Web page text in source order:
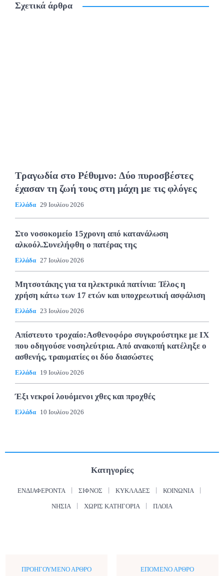
Σχετικά άρθρα
Τραγωδία στο Ρέθυμνο: Δύο πυροσβέστες
έχασαν τη ζωή τους στη μάχη με τις φλόγες
Ελλάδα 29 Ιουλίου 2026
Στο νοσοκομείο 15χρονη από κατανάλωση
αλκοόλ.Συνελήφθη ο πατέρας της
Ελλάδα 27 Ιουλίου 2026
Μητσοτάκης για τα ηλεκτρικά πατίνια: Τέλος η
χρήση κάτω των 17 ετών και υποχρεωτική ασφάλιση
Ελλάδα 23 Ιουλίου 2026
Απίστευτο τροχαίο:Ασθενοφόρο συγκρούστηκε με ΙΧ
που οδηγούσε νοσηλεύτρια. Από ανακοπή κατέληξε ο
ασθενής, τραυματίες οι δύο διασώστες
Ελλάδα 19 Ιουλίου 2026
Έξι νεκροί λουόμενοι χθες και προχθές
Ελλάδα 10 Ιουλίου 2026
Κατηγορίες
ΕΝΔΙΑΦΈΡΟΝΤΑ ΣΊΦΝΟΣ ΚΥΚΛΆΔΕΣ ΚΟΙΝΩΝΊΑ
ΝΗΣΙΆ ΧΩΡΊΣ ΚΑΤΗΓΟΡΊΑ ΠΛΟΊΑ
ΠΡΟΗΓΟΎΜΕΝΟ ΆΡΘΡΟ ΕΠΌΜΕΝΟ ΆΡΘΡΟ